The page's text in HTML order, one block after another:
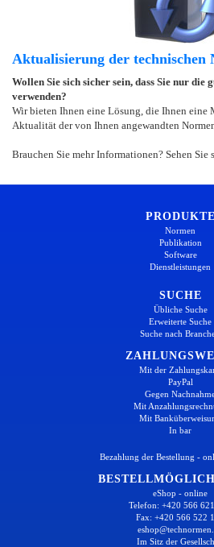
Aktualisierung der technischen
Wollen Sie sich sicher sein, dass Sie nur die
verwenden?
Wir bieten Ihnen eine Lösung, die Ihnen eine
Aktualität der von Ihnen angewandten
Brauchen Sie mehr Informationen? Sehen Sie
PRODUKTE
Normen
Publikation
Software
Dienstleistungen
SUCHE
Übliche Suche
Erweiterte Suche
Suche nach
Mit der
PayPal
Gegen
Mit
Mit
In bar
Bezahlung der Bestellung -
eShop - online
Telefon: +420 566
Fax: +420 566 522
Im Sitz der